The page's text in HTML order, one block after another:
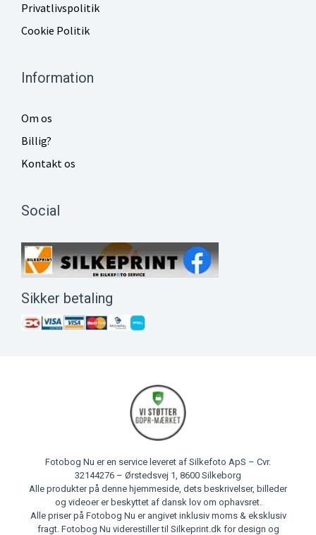
Privatlivspolitik
Cookie Politik
Information
Om os
Billig?
Kontakt os
Social
Sikker betaling
Fotobog Nu er en service leveret af Silkefoto ApS – Cvr.
32144276 – Ørstedsvej 1, 8600 Silkeborg
Alle produkter på denne hjemmeside, dets beskrivelser, billeder
og videoer er beskyttet af dansk lov om ophavsret.
Alle priser på Fotobog Nu er angivet inklusiv moms & eksklusiv
fragt. Fotobog Nu viderestiller til Silkeprint.dk for design og